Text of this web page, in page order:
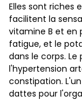
Elles sont riches
facilitent la
vitamine B et en
fatigue, et le
dans le corps.
l'hypertension
constipation.
dattes pour